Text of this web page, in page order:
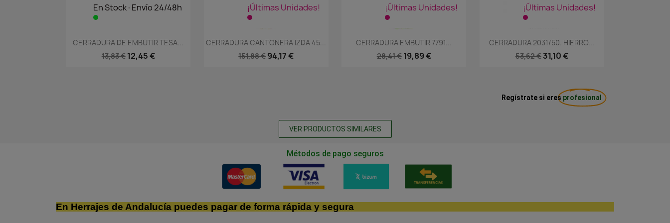
En Stock·Envío 24/48h
Vista rápida
CERRADURA DE EMBUTIR TESA...
13,83 € 12,45 €
¡Últimas Unidades!
Vista rápida
CERRADURA CANTONERA IZDA 45...
151,88 € 94,17 €
¡Últimas Unidades!
 Vista rápida
CERRADURA EMBUTIR 7791...
28,41 € 19,89 €
¡Últimas Unidades!
Vista rápida
CERRADURA 2031/50. HIERRO...
53,62 € 31,10 €
Regístrate si eres profesional
VER PRODUCTOS SIMILARES
Métodos de pago seguros
En Herrajes de Andalucía puedes pagar de forma rápida y segura